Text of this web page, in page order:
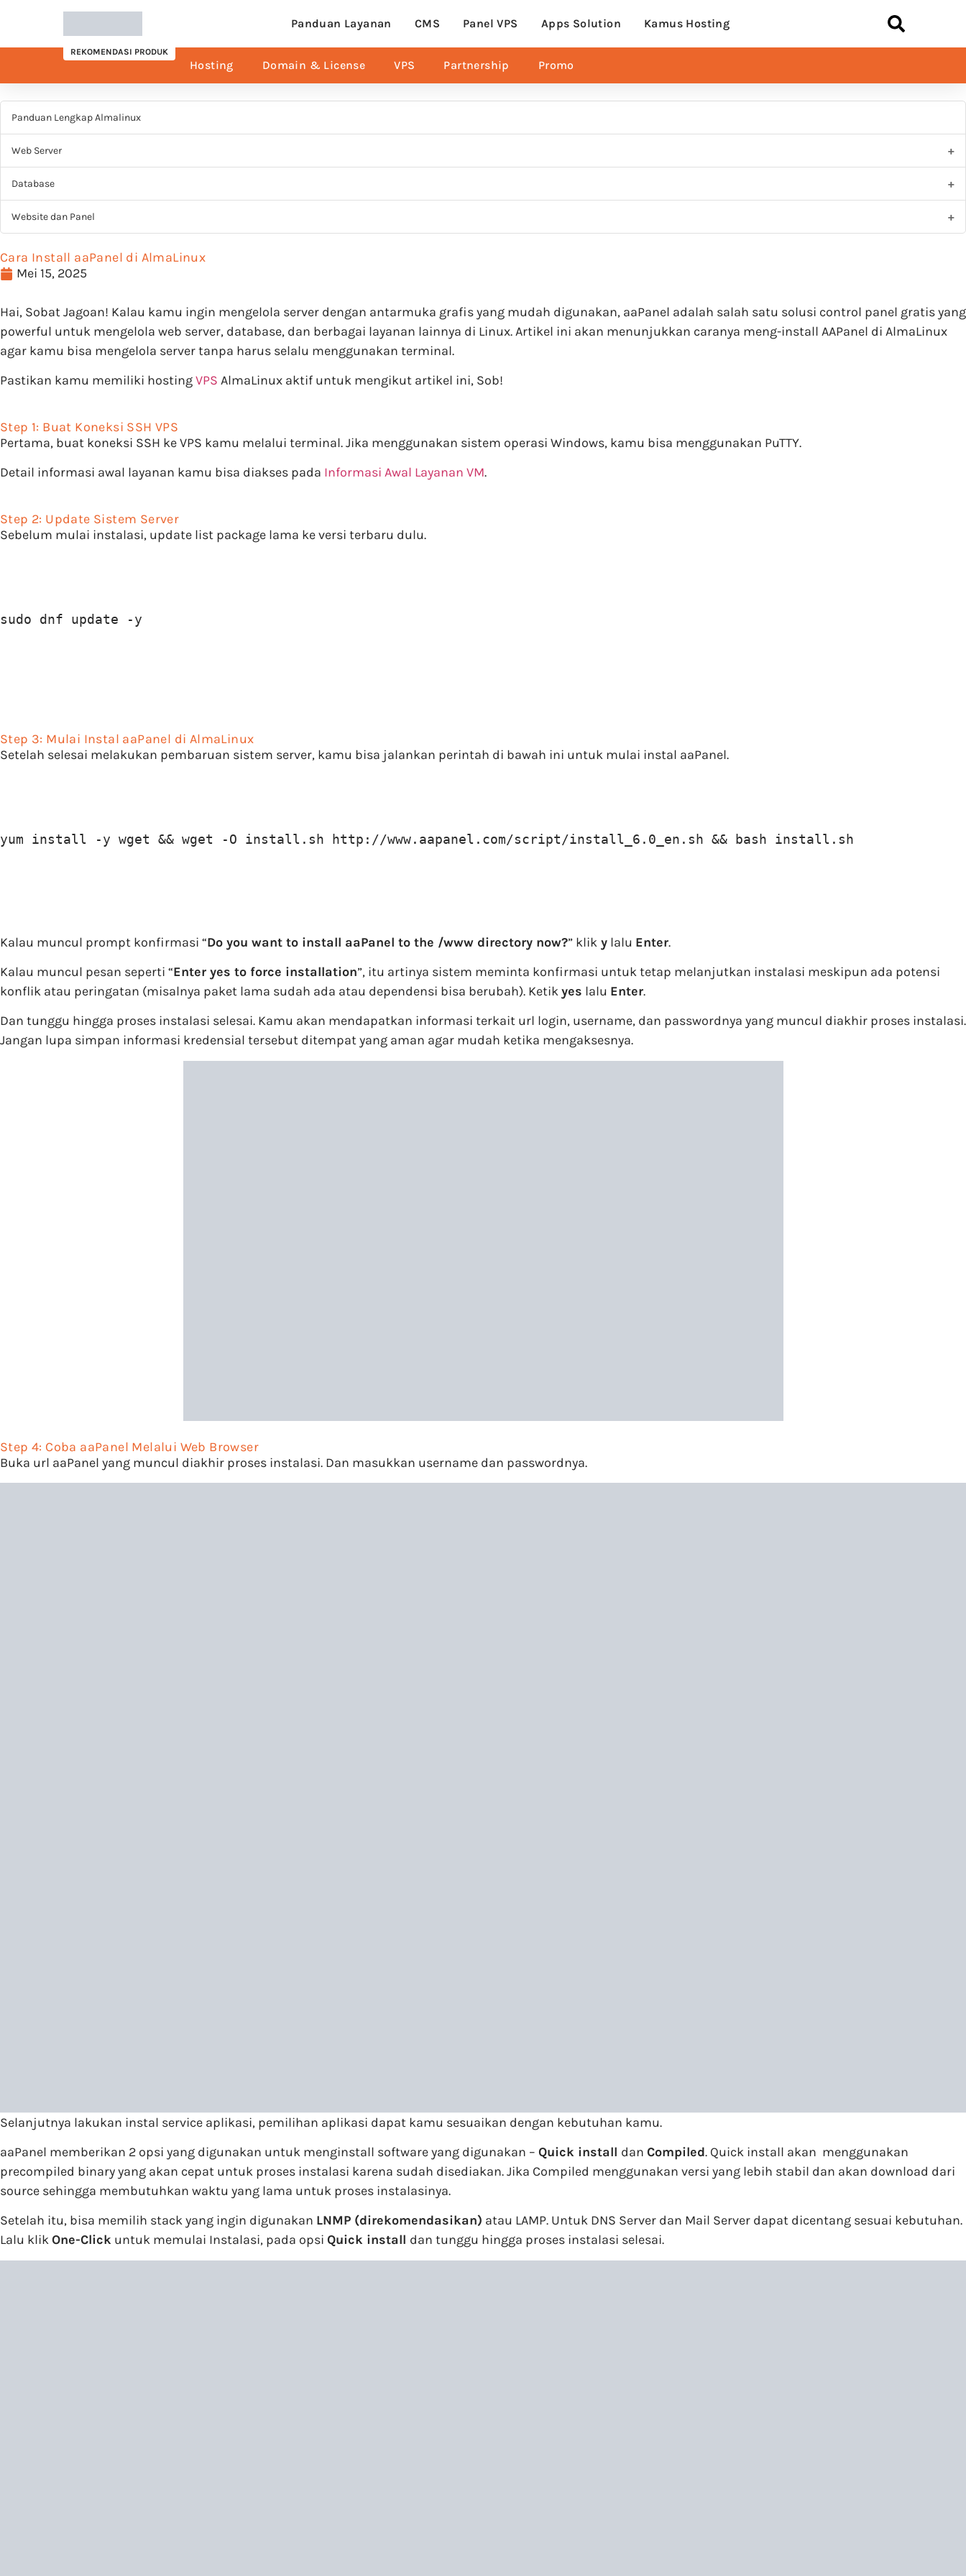
Panduan Layanan CMS Panel VPS Apps Solution Kamus Hosting
REKOMENDASI PRODUK
Hosting Domain & License VPS Partnership Promo
Panduan Lengkap Almalinux
Web Server
Database
Website dan Panel
Cara Install aaPanel di AlmaLinux
Mei 15, 2025
Hai, Sobat Jagoan! Kalau kamu ingin mengelola server dengan antarmuka grafis yang mudah digunakan, aaPanel adalah salah satu solusi control panel gratis yang
powerful untuk mengelola web server, database, dan berbagai layanan lainnya di Linux. Artikel ini akan menunjukkan caranya meng-install AAPanel di AlmaLinux
agar kamu bisa mengelola server tanpa harus selalu menggunakan terminal.
Pastikan kamu memiliki hostingVPS AlmaLinux aktif untuk mengikut artikel ini, Sob!
Step 1: Buat Koneksi SSH VPS
Pertama, buat koneksi SSH ke VPS kamu melalui terminal. Jika menggunakan sistem operasi Windows, kamu bisa menggunakan PuTTY.
Detail informasi awal layanan kamu bisa diakses pada Informasi Awal Layanan VM.
Step 2: Update Sistem Server
Sebelum mulai instalasi, update list package lama ke versi terbaru dulu.
sudo dnf update -y
Step 3: Mulai Instal aaPanel di AlmaLinux
Setelah selesai melakukan pembaruan sistem server, kamu bisa jalankan perintah di bawah ini untuk mulai instal aaPanel.
yum install -y wget && wget -O install.sh http://www.aapanel.com/script/install_6.0_en.sh && bash install.sh
Kalau muncul prompt konfirmasi “Do you want to install aaPanel to the /www directory now?” klik y lalu Enter.
Kalau muncul pesan seperti “Enter yes to force installation”, itu artinya sistem meminta konfirmasi untuk tetap melanjutkan instalasi meskipun ada potensi
konflik atau peringatan (misalnya paket lama sudah ada atau dependensi bisa berubah). Ketikyes lalu Enter.
Dan tunggu hingga proses instalasi selesai. Kamu akan mendapatkan informasi terkait url login, username, dan passwordnya yang muncul diakhir proses instalasi.
Jangan lupa simpan informasi kredensial tersebut ditempat yang aman agar mudah ketika mengaksesnya.
Step 4: Coba aaPanel Melalui Web Browser
Buka url aaPanel yang muncul diakhir proses instalasi. Dan masukkan username dan passwordnya.
Selanjutnya lakukan instal service aplikasi, pemilihan aplikasi dapat kamu sesuaikan dengan kebutuhan kamu.
aaPanel memberikan 2 opsi yang digunakan untuk menginstall software yang digunakan – Quick install dan Compiled. Quick install akan menggunakan
precompiled binary yang akan cepat untuk proses instalasi karena sudah disediakan. Jika Compiled menggunakan versi yang lebih stabil dan akan download dari
source sehingga membutuhkan waktu yang lama untuk proses instalasinya.
Setelah itu, bisa memilih stack yang ingin digunakan LNMP (direkomendasikan) atau LAMP. Untuk DNS Server dan Mail Server dapat dicentang sesuai kebutuhan.
Lalu klikOne-Click untuk memulai Instalasi, pada opsi Quick install dan tunggu hingga proses instalasi selesai.